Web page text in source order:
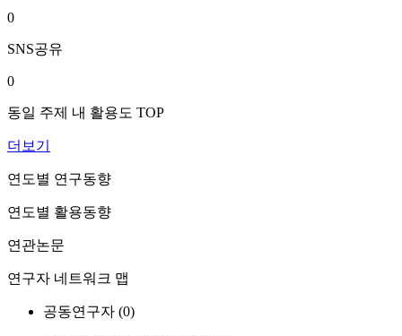
0
SNS공유
0
동일 주제 내 활용도 TOP
더보기
연도별 연구동향
연도별 활용동향
연관논문
연구자 네트워크 맵
공동연구자 (0)